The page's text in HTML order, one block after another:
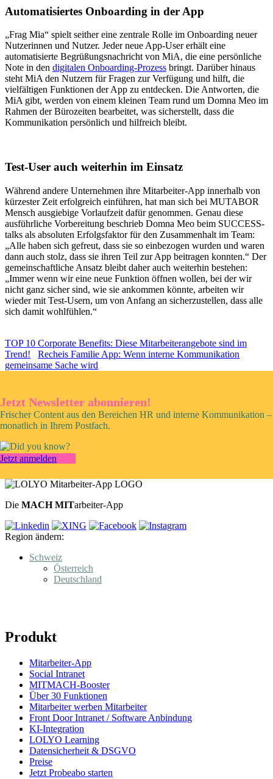
Automatisiertes Onboarding in der App
„Frag Mia“ spielt seither eine zentrale Rolle im Onboarding neuer
Nutzerinnen und Nutzer. Jeder neue App-User erhält eine
automatisierte Begrüßungsnachricht von MiA, die eine persönliche
Note in den digitalen Onboarding-Prozess bringt. Darüber hinaus
steht MiA den Nutzern für Fragen zur Verfügung und hilft, die
vielfältigen Funktionen der App zu entdecken. Die Antworten, die
MiA gibt, werden von einem kleinen Team rund um Domna Meo im
Rahmen der Bürozeiten bearbeitet, was sicherstellt, dass die
Kommunikation persönlich und hilfreich bleibt.
Test-User auch weiterhin im Einsatz
Während andere Unternehmen ihre Mitarbeiter-App innerhalb von
kürzester Zeit erfolgreich einführen, hat man sich bei MUTABOR
Mensch ausgiebige Vorlaufzeit dafür genommen. Genau diese
ausführliche Vorbereitung beschrieb Domna Meo beim SUCCESS-
talks als absoluten Erfolgsfaktor für den Zusammenhalt im Team:
„Alle haben sich gefreut, dass sie so einbezogen wurden und waren
dann auch stolz, dass sie ihren Teil zur App beitragen konnten.“ Der
gemeinschaftliche Ansatz bleibt daher auch weiterhin bestehen:
„Immer wenn wir eine neue Funktion öffnen wollen, bei der wir
nicht ganz sicher sind, wie sie ankommen könnte, arbeiten wir
wieder mit Test-Usern, um von Anfang an sicherzustellen, dass alle
sich damit wohlfühlen.“
TOP 10 Corporate Benefits: Diese Mitarbeiterangebote sind im
Trend!
Recheis Familie App: Wenn interne Kommunikation
gemeinsame Sache wird
Jetzt Newsletter abonnieren!
Frischer Content aus den Bereichen HR und interne Kommunikation –
monatlich in Ihrem Postfach.
Jetzt anmelden
Die MACH MITarbeiter-App
Region ändern:
Schweiz
Österreich
Deutschland
Produkt
Mitarbeiter-App
Social Intranet
MITMACH-Booster
Über 30 Funktionen
Mitarbeiter werben Mitarbeiter
Front Door Intranet / Software Anbindung
KI-Integration
LOLYO Learning
Datensicherheit & DSGVO
Preise
Jetzt Probeabo starten